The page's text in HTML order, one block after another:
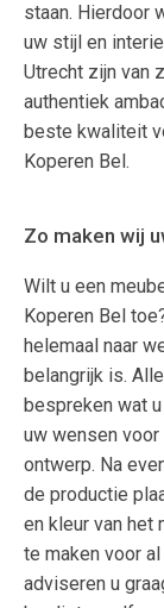
staan. Hierdoor
uw stijl en
Utrecht zijn van
authentiek
beste kwaliteit
Koperen Bel.
Zo maken wij
Wilt u een
Koperen Bel
helemaal naar
belangrijk is.
bespreken wat
uw wensen
ontwerp. Na
de productie
en kleur van het
te maken voor
adviseren u